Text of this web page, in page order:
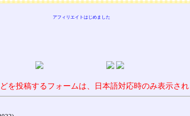
アフィリエイトはじめました
を投稿するフォームは、日本語対応時のみ表示さ